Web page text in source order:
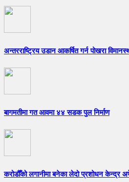
अन्तरराष्ट्रिय उडान आकर्षित गर्न पोखरा
बागमतीमा गत आवमा ४४ सडक पुल निर्माण
करोडौँको लगानीमा बनेका लेदो प्रशोधन केन्द्र